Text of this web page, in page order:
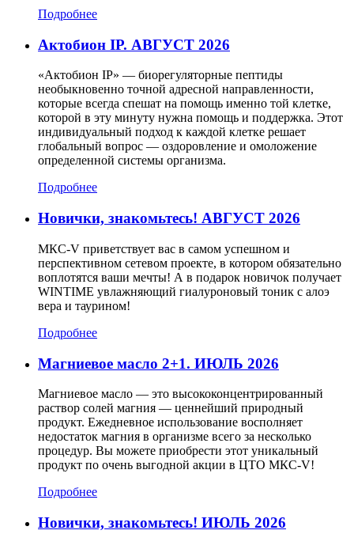
Подробнее
Актобион IP. АВГУСТ 2026
«Актобион IP» — биорегуляторные пептиды
необыкновенно точной адресной направленности,
которые всегда спешат на помощь именно той клетке,
которой в эту минуту нужна помощь и поддержка. Этот
индивидуальный подход к каждой клетке решает
глобальный вопрос — оздоровление и омоложение
определенной системы организма.
Подробнее
Новички, знакомьтесь! АВГУСТ 2026
МКС-V приветствует вас в самом успешном и
перспективном сетевом проекте, в котором обязательно
воплотятся ваши мечты! А в подарок новичок получает
WINTIME увлажняющий гиалуроновый тоник с алоэ
вера и таурином!
Подробнее
Магниевое масло 2+1. ИЮЛЬ 2026
Магниевое масло — это высококонцентрированный
раствор солей магния — ценнейший природный
продукт. Ежедневное использование восполняет
недостаток магния в организме всего за несколько
процедур. Вы можете приобрести этот уникальный
продукт по очень выгодной акции в ЦТО МКС-V!
Подробнее
Новички, знакомьтесь! ИЮЛЬ 2026